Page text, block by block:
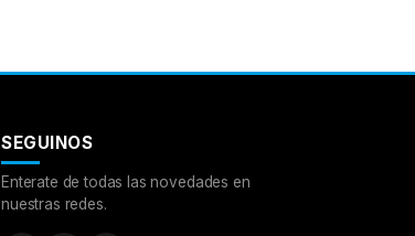
SEGUINOS
Enterate de todas las novedades en
nuestras redes.